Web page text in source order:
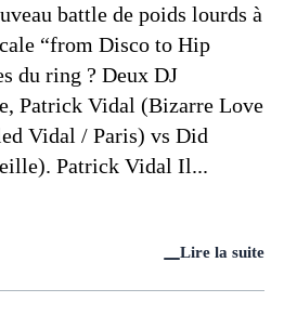
battle de poids lourds à
“from Disco to Hip
du ring ? Deux DJ
Patrick Vidal (Bizarre Love
Vidal / Paris) vs Did
Patrick Vidal Il...
Lire la suite